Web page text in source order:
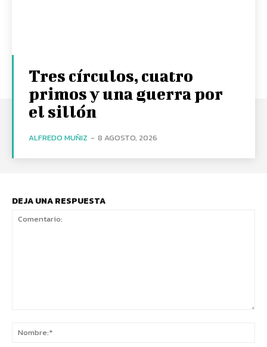
Tres círculos, cuatro
primos y una guerra por
el sillón
ALFREDO MUÑIZ - 8 AGOSTO, 2026
DEJA UNA RESPUESTA